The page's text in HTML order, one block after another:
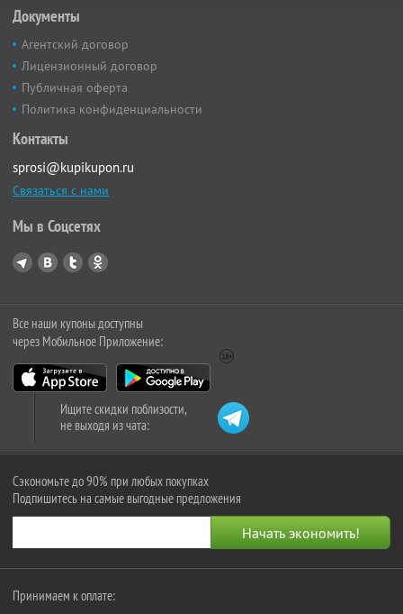
Документы
Агентский договор
Лицензионный договор
Публичная оферта
Политика конфиденциальности
Контакты
sprosi@kupikupon.ru
Связаться с нами
Мы в Соцсетях
Все наши купоны доступны
через Мобильное Приложение:
Ищите скидки поблизости,
не выходя из чата:
Сэкономьте до 90% при любых покупках
Подпишитесь на самые выгодные предложения
Принимаем к оплате: